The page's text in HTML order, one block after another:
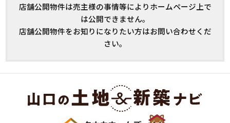
店舗公開物件は売主様の事情等によりホームページ上で
は公開できません。
店舗公開物件をお知りになりたい方はお問い合わせくだ
さい。